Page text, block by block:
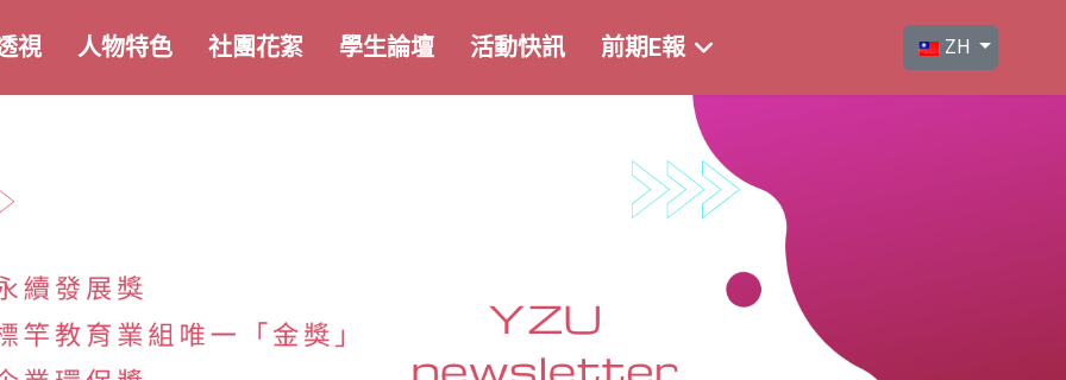
視 人物特色 社團花絮 學生論壇 活動快訊 前期E報 選擇你的語言
ZH